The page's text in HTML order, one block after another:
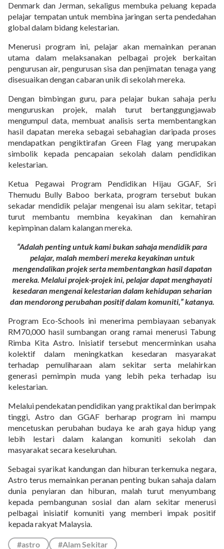
Denmark dan Jerman, sekaligus membuka peluang kepada
pelajar tempatan untuk membina jaringan serta pendedahan
global dalam bidang kelestarian.
Menerusi program ini, pelajar akan memainkan peranan
utama dalam melaksanakan pelbagai projek berkaitan
pengurusan air, pengurusan sisa dan penjimatan tenaga yang
disesuaikan dengan cabaran unik di sekolah mereka.
Dengan bimbingan guru, para pelajar bukan sahaja perlu
menguruskan projek, malah turut bertanggungjawab
mengumpul data, membuat analisis serta membentangkan
hasil dapatan mereka sebagai sebahagian daripada proses
mendapatkan pengiktirafan Green Flag yang merupakan
simbolik kepada pencapaian sekolah dalam pendidikan
kelestarian.
Ketua Pegawai Program Pendidikan Hijau GGAF, Sri
Themudu Bully Baboo berkata, program tersebut bukan
sekadar mendidik pelajar mengenai isu alam sekitar, tetapi
turut membantu membina keyakinan dan kemahiran
kepimpinan dalam kalangan mereka.
“Adalah penting untuk kami bukan sahaja mendidik para
pelajar, malah memberi mereka keyakinan untuk
mengendalikan projek serta membentangkan hasil dapatan
mereka. Melalui projek-projek ini, pelajar dapat menghayati
kesedaran mengenai kelestarian dalam kehidupan seharian
dan mendorong perubahan positif dalam komuniti,” katanya.
Program Eco-Schools ini menerima pembiayaan sebanyak
RM70,000 hasil sumbangan orang ramai menerusi Tabung
Rimba Kita Astro. Inisiatif tersebut mencerminkan usaha
kolektif dalam meningkatkan kesedaran masyarakat
terhadap pemuliharaan alam sekitar serta melahirkan
generasi pemimpin muda yang lebih peka terhadap isu
kelestarian.
Melalui pendekatan pendidikan yang praktikal dan berimpak
tinggi, Astro dan GGAF berharap program ini mampu
mencetuskan perubahan budaya ke arah gaya hidup yang
lebih lestari dalam kalangan komuniti sekolah dan
masyarakat secara keseluruhan.
Sebagai syarikat kandungan dan hiburan terkemuka negara,
Astro terus memainkan peranan penting bukan sahaja dalam
dunia penyiaran dan hiburan, malah turut menyumbang
kepada pembangunan sosial dan alam sekitar menerusi
pelbagai inisiatif komuniti yang memberi impak positif
kepada rakyat Malaysia.
#astro #Alam Sekitar